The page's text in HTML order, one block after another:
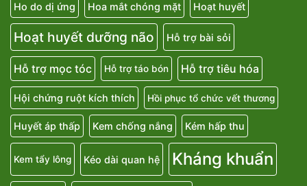
Ho do dị ứng Hoa mắt chóng mặt Hoạt huyết
Hoạt huyết dưỡng não Hỗ trợ bài sỏi
Hỗ trợ mọc tóc Hỗ trợ táo bón Hỗ trợ tiêu hóa
Hội chứng ruột kích thích Hồi phục tổ chức vết thương
Huyết áp thấp Kem chống nắng Kém hấp thu
Kem tẩy lông Kéo dài quan hệ Kháng khuẩn